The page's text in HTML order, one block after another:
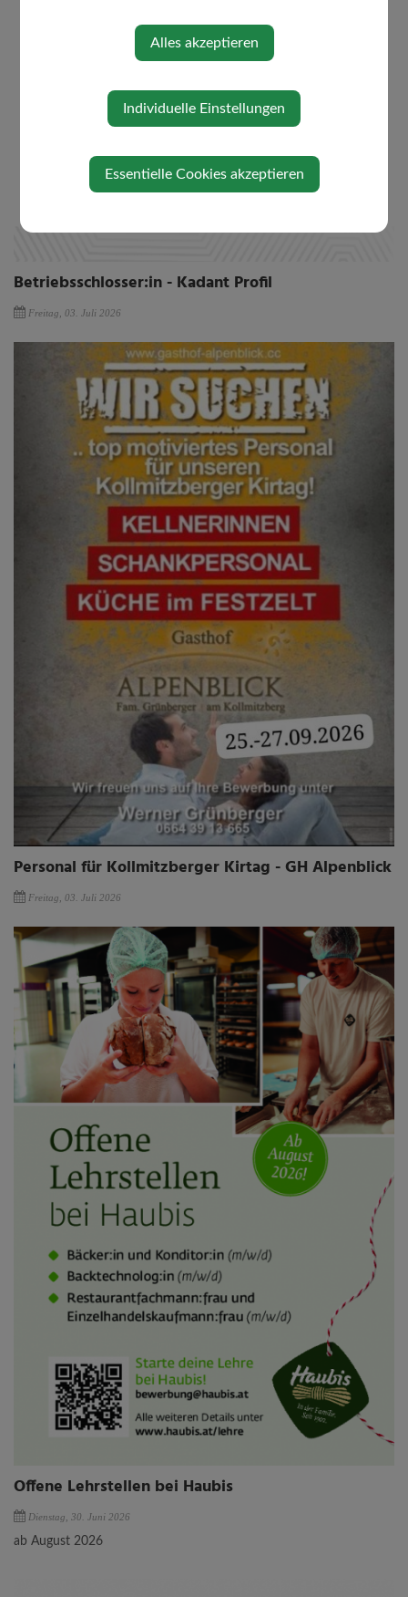
Betriebsschlosser:in - Kadant Profil
Freitag, 03. Juli 2026
Personal für Kollmitzberger Kirtag - GH Alpenblick
Freitag, 03. Juli 2026
Offene Lehrstellen bei Haubis
Dienstag, 30. Juni 2026
ab August 2026
Alles akzeptieren
Individuelle Einstellungen
Essentielle Cookies akzeptieren